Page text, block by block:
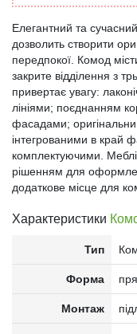
Елегантний та
дозволить створити
передпокої. Комод
закрите відділення з
привертає увагу:
лініями; поєднанням
фасадами;
інтегрованими в край
комплектуючими.
рішенням для
додаткове місце для
Характеристики
Тип
Форма
Монтаж